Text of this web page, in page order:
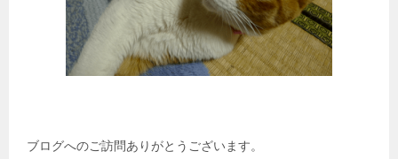
ブログへのご訪問ありがとうございます。